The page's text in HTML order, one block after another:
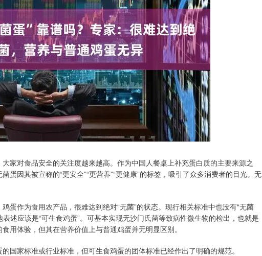
家对食品安全的关注度越来越高。作为中国人餐桌上补充蛋白质的主要来源之
蛋因其被宣称的“更安全”“更营养”“更健康”的标签，吸引了众多消费者的目光。无
蛋作为食用农产品，很难达到绝对“无菌”的状态。现行相关标准中也没有“无菌
述应该是“可生食鸡蛋”。可基本实现无沙门氏菌等致病性微生物的检出，也就是
用体验，但其在营养价值上与普通鸡蛋并无明显区别。
国家标准或行业标准，但可生食鸡蛋的团体标准已经作出了明确的规范。